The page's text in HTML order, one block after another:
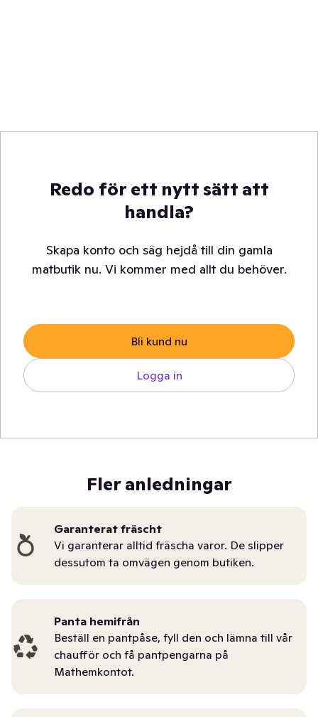
Redo för ett nytt sätt att
handla?
Skapa konto och säg hejdå till din gamla
matbutik nu. Vi kommer med allt du behöver.
Bli kund nu
Logga in
Fler anledningar
Garanterat fräscht
Vi garanterar alltid fräscha varor. De slipper
dessutom ta omvägen genom butiken.
Panta hemifrån
Beställ en pantpåse, fyll den och lämna till vår
chaufför och få pantpengarna på
Mathemkontot.